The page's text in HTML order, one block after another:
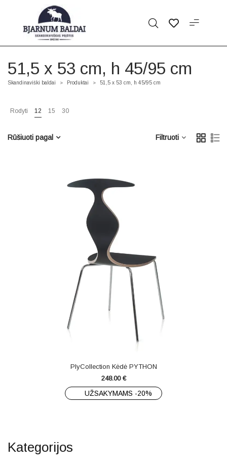
51,5 x 53 cm, h 45/95 cm
Skandinaviški baldai > Produktai > 51,5 x 53 cm, h 45/95 cm
Rodyti 12 15 30
Filtruoti
Rūšiuoti pagal
PlyCollection Kėdė PYTHON
248.00 €
UŽSAKYMAMS -20%
Kategorijos